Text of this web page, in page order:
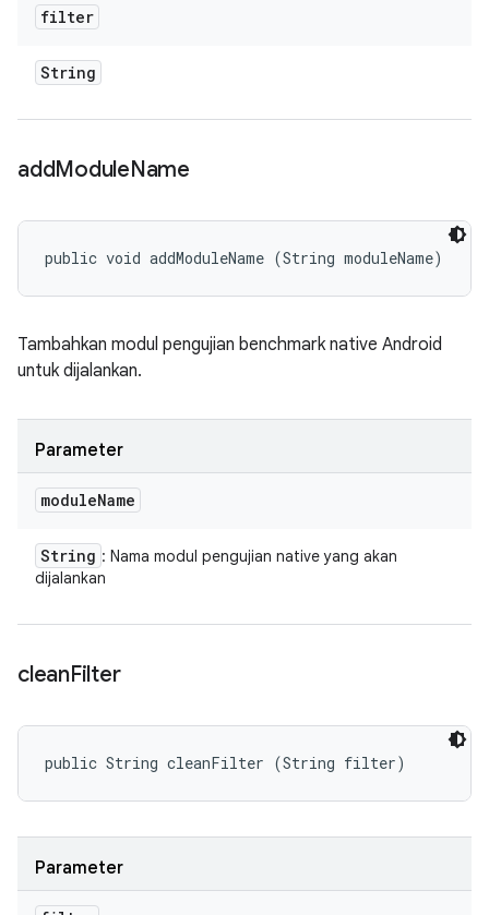
filter
String
addModuleName
public void addModuleName (String moduleName)
Tambahkan modul pengujian benchmark native Android
untuk dijalankan.
Parameter
moduleName
String : Nama modul pengujian native yang akan
dijalankan
cleanFilter
public String cleanFilter (String filter)
Parameter